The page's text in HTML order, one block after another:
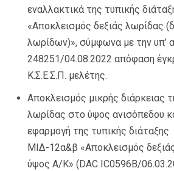
εναλλακτικά της τυπικής
«Αποκλεισμός δεξιάς λωρίδας
λωρίδων)», σύμφωνα με την υπ’
248251/04.08.2022 απόφαση
Κ.Σ.Ε.Σ.Π. μελέτης.
Αποκλεισμός μικρής διάρκειας
λωρίδας στο ύψος ανισόπεδου
εφαρμογή της τυπικής διάταξης
ΜΙΔ-12α&β «Αποκλεισμός
ύψος Α/Κ» (DAC IC0596Β/